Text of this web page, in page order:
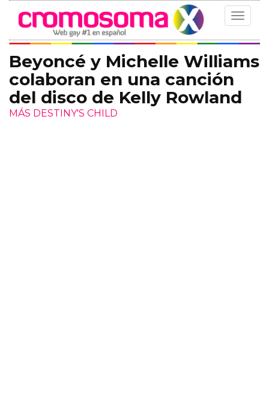
Toggle
Beyoncé y Michelle Williams
colaboran en una canción
del disco de Kelly Rowland
MÁS DESTINY'S CHILD